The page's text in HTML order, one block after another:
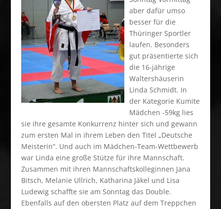
aber dafür umso
besser für die
Thüringer Sportler
laufen. Besonders
gut präsentierte sich
die 16-jährige
Waltershäuserin
Linda Schmidt. In
der Kategorie Kumite
Mädchen -59kg lies
sie ihre gesamte Konkurrenz hinter sich und gewann
zum ersten Mal in ihrem Leben den Titel „Deutsche
Meisterin“. Und auch im Mädchen-Team-Wettbewerb
war Linda eine große Stütze für ihre Mannschaft.
Zusammen mit ihren Mannschaftskolleginnen Jana
Bitsch, Melanie Ullrich, Katharina Jäkel und Lisa
Ludewig schaffte sie am Sonntag das Double.
Ebenfalls auf den obersten Platz auf dem Treppchen